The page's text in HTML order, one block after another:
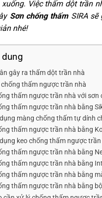
Việc thấm dột trần
Sơn chống thấmSIRA sẽ
nhé!
gây ra thấm dột trần nhà
chống thấm ngược trần nhà
thấm ngược trần nhà với sơn
thấm ngược trần nhà bằng
màng chống thấm tự dính
thấm ngược trần nhà bằng
keo chống thấm ngược trần
thấm ngược trần nhà bằng
thấm ngược trần nhà bằng
thấm ngược trần nhà bằng
thấm ngược trần nhà bằng